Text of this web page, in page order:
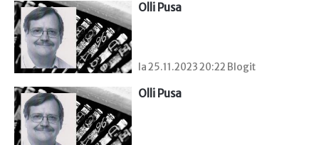
Olli Pusa
la 25.11.2023 20:22 Blogit
Olli Pusa